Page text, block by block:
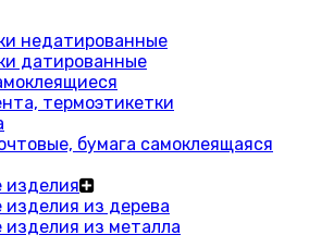
недатированные
датированные
термоэтикетки
бумага самоклеящаяся
изделия
изделия из дерева
изделия из металла